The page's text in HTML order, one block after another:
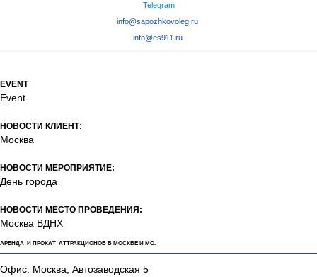
Telegram
info@sapozhkovoleg.ru
info@es911.ru
EVENT
Event
НОВОСТИ КЛИЕНТ:
Москва
НОВОСТИ МЕРОПРИЯТИЕ:
День города
НОВОСТИ МЕСТО ПРОВЕДЕНИЯ:
Москва ВДНХ
АРЕНДА И ПРОКАТ АТТРАКЦИОНОВ В МОСКВЕ И МО.
Офис: Москва, Автозаводская 5